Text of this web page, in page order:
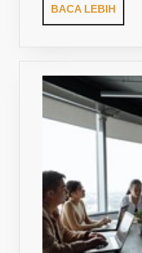
BACA LEBIH
LEBIH